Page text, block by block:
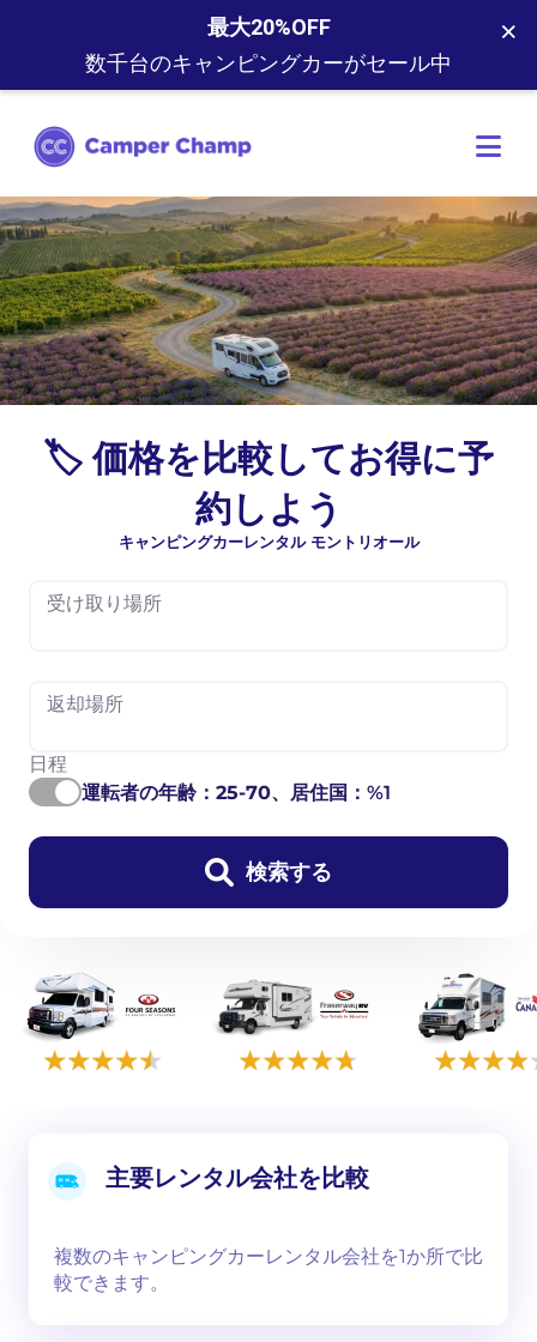
最大20%OFF
数千台のキャンピングカーがセール中
×
🏷️ 価格を比較してお得に予
約しよう
キャンピングカーレンタル モントリオール
受け取り場所
返却場所
日程
運転者の年齢： 25-70、居住国：%1
検索する
主要レンタル会社を比較
複数のキャンピングカーレンタル会社を1か所で比
較できます。